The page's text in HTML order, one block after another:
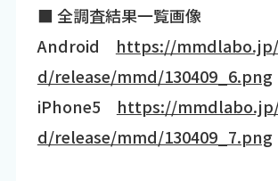
■ 全調査結果一覧画像
Android https://
d/release/mmd/130409_6.png
iPhone5 https://
d/release/mmd/130409_7.png